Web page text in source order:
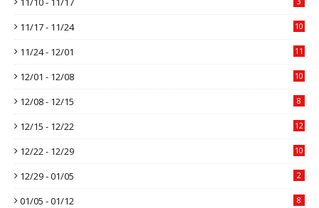
11/17 - 11/24 10
11/24 - 12/01 11
12/01 - 12/08 10
12/08 - 12/15 8
12/15 - 12/22 12
12/22 - 12/29 10
12/29 - 01/05 2
01/05 - 01/12 8